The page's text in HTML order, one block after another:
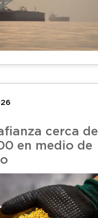
cerca de
en medio de